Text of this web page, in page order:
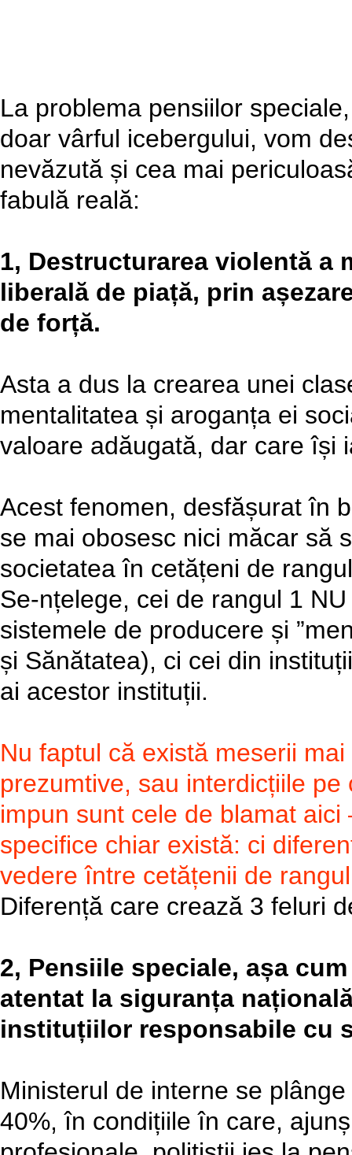
La problema pensiilor
doar vârful icebergului, vom
nevăzută și cea mai
fabulă reală:
1, Destructurarea violentă a
liberală de piață, prin
de forță.
Asta a dus la crearea unei
mentalitatea și aroganța ei
valoare adăugată, dar care își
Acest fenomen, desfășurat în
se mai obosesc nici măcar să
societatea în cetățeni de
Se-nțelege, cei de rangul 1
sistemele de producere și
și Sănătatea), ci cei din
ai acestor instituții.
Nu faptul că există meserii
prezumtive, sau interdicțiile
impun sunt cele de blamat
specifice chiar există: ci
vedere între cetățenii de
Diferență care crează 3 feluri
2, Pensiile speciale, așa
atentat la siguranța
instituțiilor responsabile cu
Ministerul de interne se
40%, în condițiile în care,